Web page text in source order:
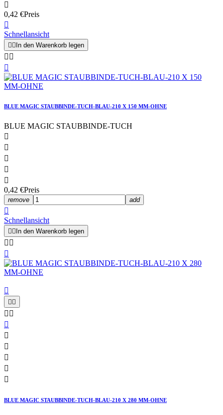

0,42 €Preis

Schnellansicht
  In den Warenkorb legen
 

BLUE MAGIC STAUBBINDE-TUCH-BLAU-210 X 150 MM-OHNE
BLUE MAGIC STAUBBINDE-TUCH





0,42 €Preis
remove add

Schnellansicht
  In den Warenkorb legen
 


 
 






BLUE MAGIC STAUBBINDE-TUCH-BLAU-210 X 280 MM-OHNE